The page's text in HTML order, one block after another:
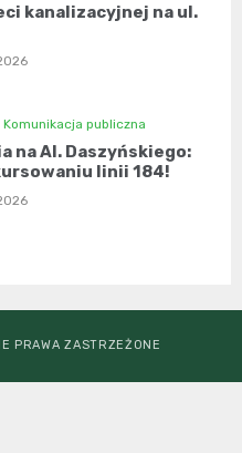
kanalizacyjnej na ul.
Komunikacja publiczna
na Al. Daszyńskiego:
linii 184!
PRAWA ZASTRZEŻONE